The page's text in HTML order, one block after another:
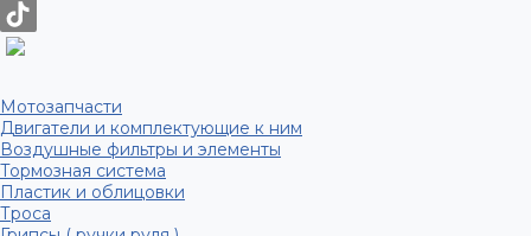
Мотозапчасти
Двигатели и комплектующие к ним
Воздушные фильтры и элементы
Тормозная система
Пластик и облицовки
Троса